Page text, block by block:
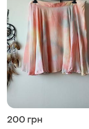
200 грн